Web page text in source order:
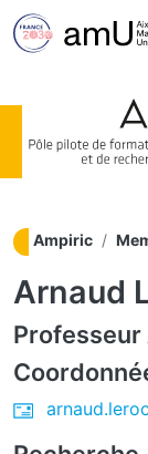
Ampiric
Arnaud
Professeur